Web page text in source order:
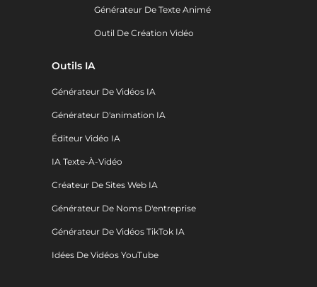
Générateur De Texte Animé
Outil De Création Vidéo
Outils IA
Générateur De Vidéos IA
Générateur D'animation IA
Éditeur Vidéo IA
IA Texte-À-Vidéo
Créateur De Sites Web IA
Générateur De Noms D'entreprise
Générateur De Vidéos TikTok IA
Idées De Vidéos YouTube